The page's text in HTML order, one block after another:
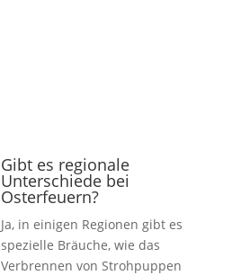
Gibt es regionale
Unterschiede bei
Osterfeuern?
Ja, in einigen Regionen gibt es
spezielle Bräuche, wie das
Verbrennen von Strohpuppen